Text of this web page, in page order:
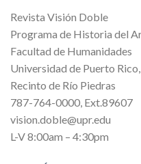
Revista Visión Doble
Programa de Historia del
Facultad de Humanidades
Universidad de Puerto Rico,
Recinto de Río Piedras
787-764-0000, Ext.89607
vision.doble@upr.edu
L-V 8:00am – 4:30pm